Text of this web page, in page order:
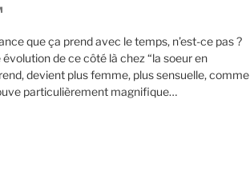
que ça prend avec le temps, n’est-ce pas ?
de ce côté là chez “la soeur en
devient plus femme, plus sensuelle, comme
particulièrement magnifique…